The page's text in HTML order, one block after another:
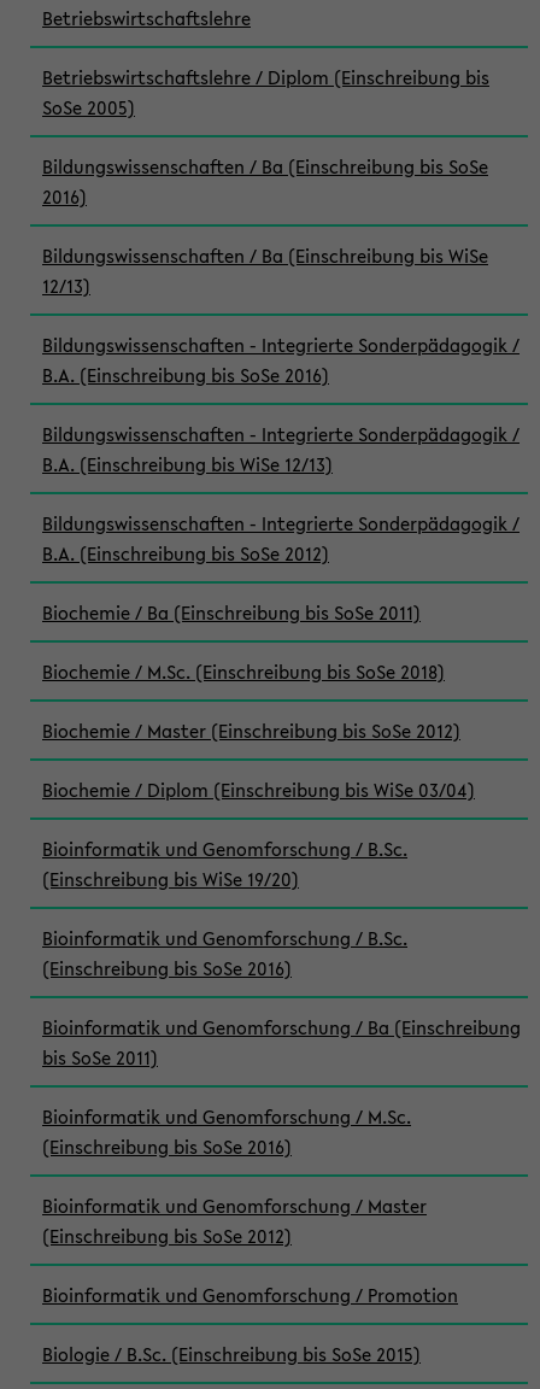
Betriebswirtschaftslehre
Betriebswirtschaftslehre / Diplom (Einschreibung bis
SoSe 2005)
Bildungswissenschaften / Ba (Einschreibung bis SoSe
2016)
Bildungswissenschaften / Ba (Einschreibung bis WiSe
12/13)
Bildungswissenschaften - Integrierte Sonderpädagogik /
B.A. (Einschreibung bis SoSe 2016)
Bildungswissenschaften - Integrierte Sonderpädagogik /
B.A. (Einschreibung bis WiSe 12/13)
Bildungswissenschaften - Integrierte Sonderpädagogik /
B.A. (Einschreibung bis SoSe 2012)
Biochemie / Ba (Einschreibung bis SoSe 2011)
Biochemie / M.Sc. (Einschreibung bis SoSe 2018)
Biochemie / Master (Einschreibung bis SoSe 2012)
Biochemie / Diplom (Einschreibung bis WiSe 03/04)
Bioinformatik und Genomforschung / B.Sc.
(Einschreibung bis WiSe 19/20)
Bioinformatik und Genomforschung / B.Sc.
(Einschreibung bis SoSe 2016)
Bioinformatik und Genomforschung / Ba (Einschreibung
bis SoSe 2011)
Bioinformatik und Genomforschung / M.Sc.
(Einschreibung bis SoSe 2016)
Bioinformatik und Genomforschung / Master
(Einschreibung bis SoSe 2012)
Bioinformatik und Genomforschung / Promotion
Biologie / B.Sc. (Einschreibung bis SoSe 2015)